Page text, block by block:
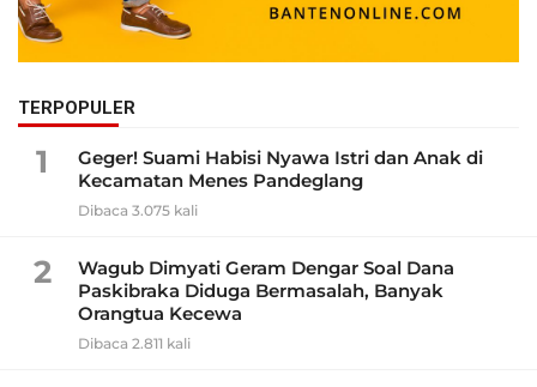
TERPOPULER
1
Geger! Suami Habisi Nyawa Istri dan Anak di
Kecamatan Menes Pandeglang
Dibaca 3.075 kali
2
Wagub Dimyati Geram Dengar Soal Dana
Paskibraka Diduga Bermasalah, Banyak
Orangtua Kecewa
Dibaca 2.811 kali